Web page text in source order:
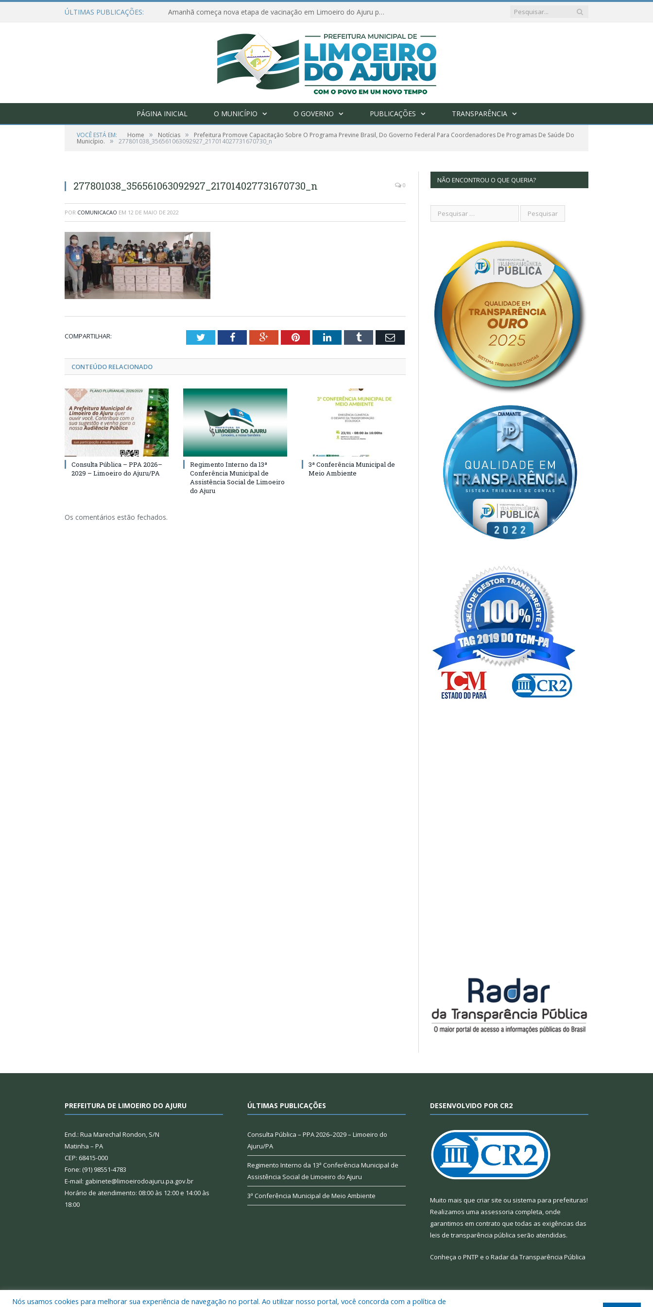
ÚLTIMAS PUBLICAÇÕES: Amanhã começa nova etapa de vacinação em Limoeiro do Ajuru para idosos com 65 ou mais
PÁGINA INICIAL O MUNICÍPIO O GOVERNO PUBLICAÇÕES TRANSPARÊNCIA
VOCÊ ESTÁ EM: Home » Notícias » Prefeitura Promove Capacitação Sobre O Programa Previne Brasil, Do Governo Federal Para Coordenadores De Programas De Saúde Do
Município. » 277801038_356561063092927_217014027731670730_n
277801038_356561063092927_217014027731670730_n 0
POR COMUNICACAO EM 12 DE MAIO DE 2022
COMPARTILHAR: TwitterFacebookGoogle+PinterestLinkedInTumblr Email
CONTEÚDO RELACIONADO
Consulta Pública – PPA 2026–
2029 – Limoeiro do Ajuru/PA
Regimento Interno da 13ª
Conferência Municipal de
Assistência Social de Limoeiro
do Ajuru
3ª Conferência Municipal de
Meio Ambiente
Os comentários estão fechados.
NÃO ENCONTROU O QUE QUERIA?
PREFEITURA DE LIMOEIRO DO AJURU
End.: Rua Marechal Rondon, S/N
Matinha – PA
CEP: 68415-000
Fone: (91) 98551-4783
E-mail: gabinete@limoeirodoajuru.pa.gov.br
Horário de atendimento: 08:00 às 12:00 e 14:00 às
18:00
ÚLTIMAS PUBLICAÇÕES
Consulta Pública – PPA 2026–2029 – Limoeiro do
Ajuru/PA
Regimento Interno da 13ª Conferência Municipal de
Assistência Social de Limoeiro do Ajuru
3ª Conferência Municipal de Meio Ambiente
DESENVOLVIDO POR CR2
Muito mais que criar site ou sistema para prefeituras!
Realizamos uma assessoria completa, onde
garantimos em contrato que todas as exigências das
leis de transparência pública serão atendidas.
Conheça o PNTP e o Radar da Transparência Pública
Nós usamos cookies para melhorar sua experiência de navegação no portal. Ao utilizar nosso portal, você concorda com a política de